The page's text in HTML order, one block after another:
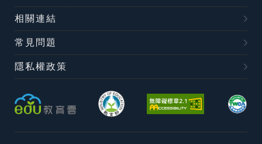
相關連結
常見問題
隱私權政策